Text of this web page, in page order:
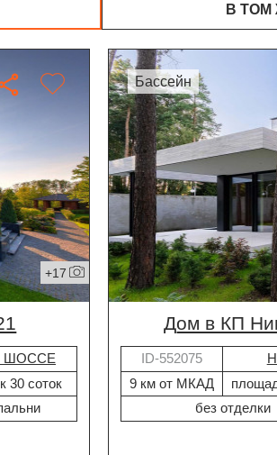
В ТОМ
+17
ШОССЕ
30 соток
бассейн
дом в КП
ID-552075
9 км от МКАД
без отделки